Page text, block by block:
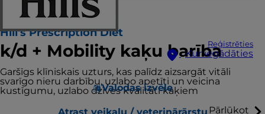
Reģistrēties
Kur iegādāties
Valodas izvēle
Pārlūkot
Hill's Prescription Diet
k/d + Mobility kaķu barība
Garšīgs klīniskais uzturs, kas palīdz aizsargāt vitāli
svarīgo nieru darbību, uzlabo apetīti un veicina
kustīgumu, uzlabo dzīves kvalitāti kaķiem